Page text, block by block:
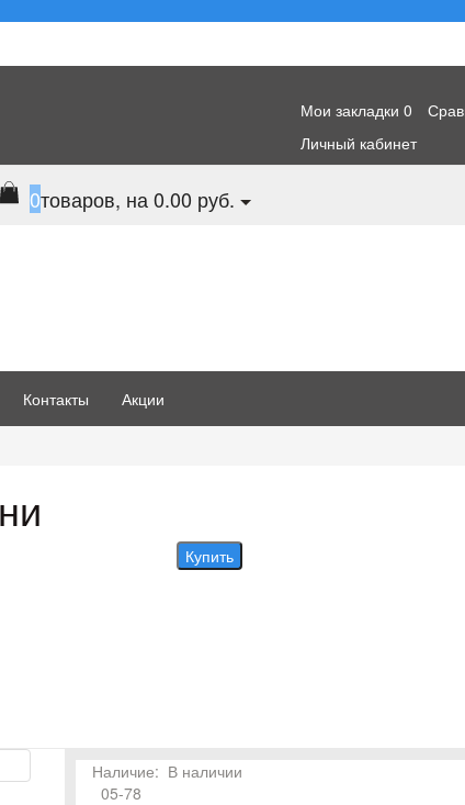
Мои закладки 0
Личный кабинет
0товаров, на 0.00 руб.
Контакты Акции
Купить
Наличие: В наличии
05-78